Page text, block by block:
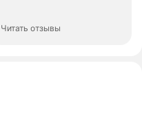
Читать отзывы